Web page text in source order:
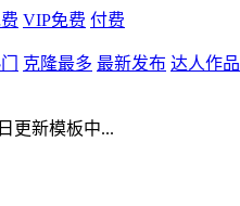
VIP免费 付费
克隆最多 最新发布 达人作品
更新模板中...